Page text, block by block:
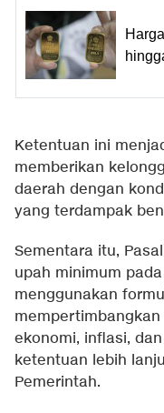
Ketentuan ini
memberikan
daerah dengan
yang terdampak
Sementara itu,
upah minimum
menggunakan
ekonomi, inflasi,
ketentuan lebih
Pemerintah.